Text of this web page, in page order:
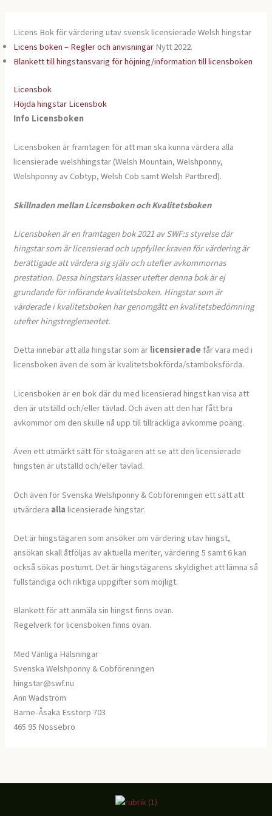
Licens Bok för värdering utav svensk licensierade Welsh hingstar
Licens boken – Regler och anvisningarNytt 2022.
Blankett till hingstansvarig för höjning/information till licensboken
Licensbok
Höjda hingstar Licensbok
Info Licensboken
Licensboken är framtagen för att man ska kunna värdera alla
licensierade welshhingstar (Welsh Mountain, Welshponny,
Welshponny av Cobtyp, Welsh Cob samt Welsh Partbred).
Skillnaden mellan Licensboken och Kvalitetsboken
Licensboken är en framtagen bok 2021 av SWF:s styrelse där
hingstar som är licensierad och uppfyller kraven för värdering är
berättigade att värdera sig själv och utefter avkommornas
prestation. Dessa hingstars klasser utefter denna bok är ej
grundande för införande kvalitetsboken. Hingstar som är
värderade i kvalitetsboken har genomgått en kvalitetsbedömning
utefter hingstreglementet.
Detta innebär att alla hingstar som ärlicensieradefår vara med i
licensboken även de som är kvalitetsbokförda/stamboksförda.
Licensboken är en bok där du med licensierad hingst kan visa att
den är utställd och/eller tävlad. Och även att den har fått bra
avkommor om den skulle nå upp till tillräckliga avkomme poäng.
Även ett utmärkt sätt för stoägaren att se att den licensierade
hingsten är utställd och/eller tävlad.
Och även för Svenska Welshponny & Cobföreningen ett sätt att
utvärdera allalicensierade hingstar.
Det är hingstägaren som ansöker om värdering utav hingst,
ansökan skall åtföljas av aktuella meriter, värdering 5 samt 6 kan
också sökas postumt. Det är hingstägarens skyldighet att lämna så
fullständiga och riktiga uppgifter som möjligt.
Blankett för att anmäla sin hingst finns ovan.
Regelverk för licensboken finns ovan.
Med Vänliga Hälsningar
Svenska Welshponny & Cobföreningen
hingstar@swf.nu
Ann Wadström
Barne-Åsaka Esstorp 703
465 95 Nossebro